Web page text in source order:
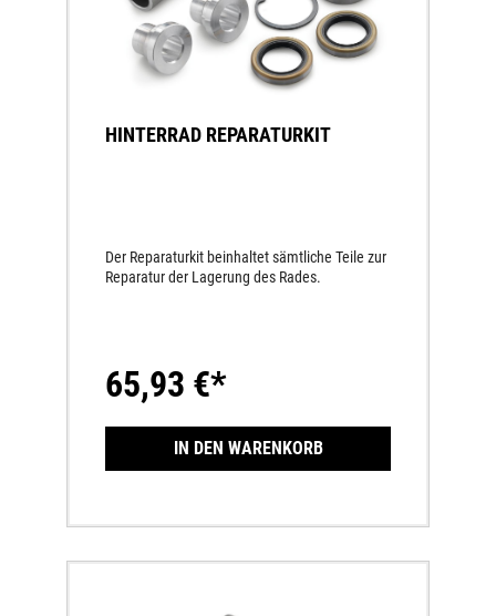
HINTERRAD REPARATURKIT
Der Reparaturkit beinhaltet sämtliche Teile zur
Reparatur der Lagerung des Rades.
65,93 €*
IN DEN WARENKORB